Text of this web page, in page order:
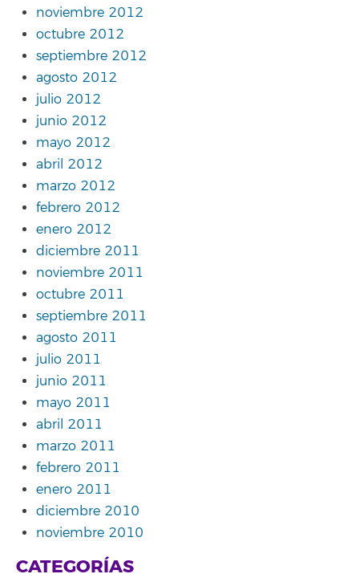
noviembre 2012
octubre 2012
septiembre 2012
agosto 2012
julio 2012
junio 2012
mayo 2012
abril 2012
marzo 2012
febrero 2012
enero 2012
diciembre 2011
noviembre 2011
octubre 2011
septiembre 2011
agosto 2011
julio 2011
junio 2011
mayo 2011
abril 2011
marzo 2011
febrero 2011
enero 2011
diciembre 2010
noviembre 2010
CATEGORÍAS